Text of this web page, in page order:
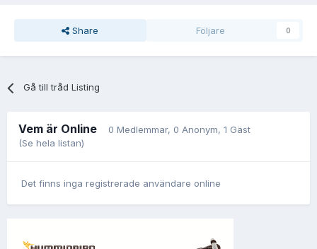
Share Följare 0
Gå till tråd Listing
Vem är Online 0 Medlemmar, 0 Anonym, 1 Gäst
(Se hela listan)
Det finns inga registrerade användare online